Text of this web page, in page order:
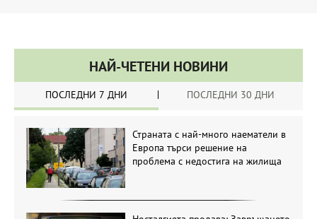
НАЙ-ЧЕТЕНИ НОВИНИ
ПОСЛЕДНИ 7 ДНИ ПОСЛЕДНИ 30 ДНИ
Страната с най-много наематели в
Европа търси решение на
проблема с недостига на жилища